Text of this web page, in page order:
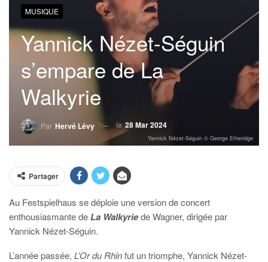
MUSIQUE
Yannick Nézet-Séguin
s’empare de La
Walkyrie
Par Hervé Lévy le28 Mar 2024
Yannick Nézet-Séguin © George Etheridge
Partager
Au Festspielhaus se déploie une version de concert
enthousiasmante deLa Walkyriede Wagner, dirigée par
Yannick Nézet-Séguin.
L’année passée, L’Or du Rhinfut un triomphe, Yannick Nézet-